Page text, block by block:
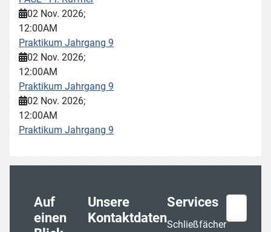
02 Nov. 2026;
12:00AM
Praktikum Jahrgang 9
02 Nov. 2026;
12:00AM
Praktikum Jahrgang 9
02 Nov. 2026;
12:00AM
Praktikum Jahrgang 9
Auf
einen
Unsere
Kontaktdaten
Services
Schließfächer